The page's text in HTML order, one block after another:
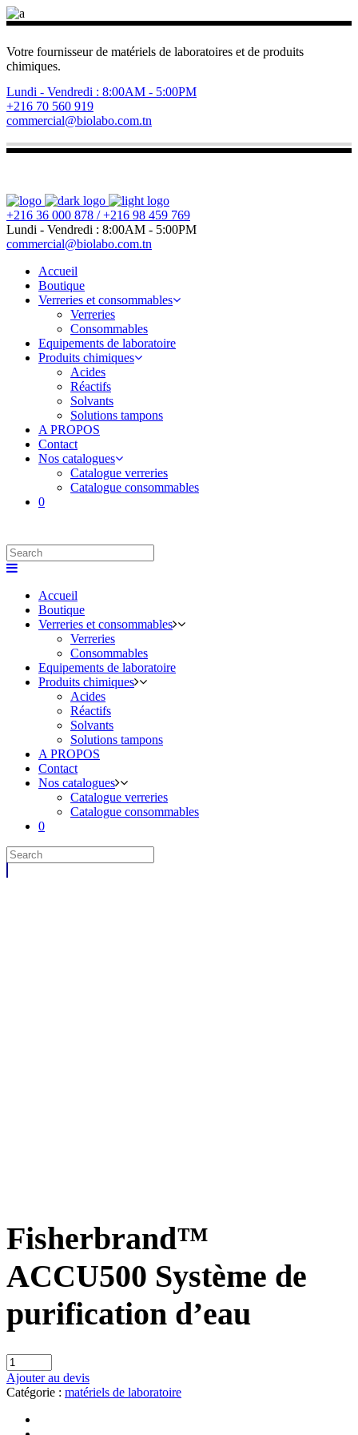
Votre fournisseur de matériels de laboratoires et de produits
chimiques.
Lundi - Vendredi : 8:00AM - 5:00PM
+216 70 560 919
commercial@biolabo.com.tn
+216 36 000 878 / +216 98 459 769
Lundi - Vendredi : 8:00AM - 5:00PM
commercial@biolabo.com.tn
Accueil
Boutique
Verreries et consommables
Verreries
Consommables
Equipements de laboratoire
Produits chimiques
Acides
Réactifs
Solvants
Solutions tampons
A PROPOS
Contact
Nos catalogues
Catalogue verreries
Catalogue consommables
0
Accueil
Boutique
Verreries et consommables
Verreries
Consommables
Equipements de laboratoire
Produits chimiques
Acides
Réactifs
Solvants
Solutions tampons
A PROPOS
Contact
Nos catalogues
Catalogue verreries
Catalogue consommables
0
Fisherbrand™
ACCU500 Système de
purification d’eau
Ajouter au devis
Catégorie : matériels de laboratoire